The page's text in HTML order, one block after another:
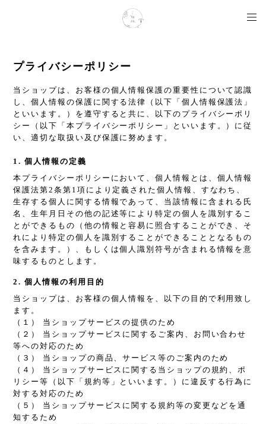
プライバシーポリシー
当ショップは、お客様の個人情報保護の重要性について認識
し、個人情報の保護に関する法律（以下「個人情報保護法」
といいます。）を遵守すると共に、以下のプライバシーポリ
シー（以下「本プライバシーポリシー」といいます。）に従
い、適切な取扱い及び保護に努めます。
1. 個人情報の定義
本プライバシーポリシーにおいて、個人情報とは、個人情報
保護法第2条第1項により定義された個人情報、すなわち、
生存する個人に関する情報であって、当該情報に含まれる氏
名、生年月日その他の記述等により特定の個人を識別するこ
とができるもの（他の情報と容易に照合することができ、そ
れにより特定の個人を識別することができることとなるもの
を含みます。）、もしくは個人識別符号が含まれる情報を意
味するものとします。
2. 個人情報の利用目的
当ショップは、お客様の個人情報を、以下の目的で利用致し
ます。
（１） 当ショップサービスの提供のため
（２） 当ショップサービスに関するご案内、お問い合わせ
等への対応のため
（３） 当ショップの商品、サービス等のご案内のため
（４） 当ショップサービスに関する当ショップの規約、ポ
リシー等（以下「規約等」といいます。）に違反する行為に
対する対応のため
（５） 当ショップサービスに関する規約等の変更などを通
知するため